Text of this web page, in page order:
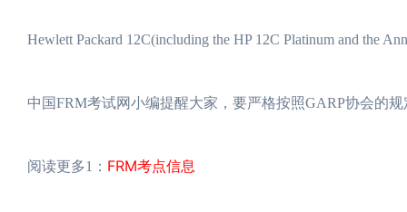
Hewlett Packard 12C(including the HP 12C Platinum and the
中国FRM考试网小编提醒大家，要严格按照GARP协会的
阅读更多1： FRM考点信息